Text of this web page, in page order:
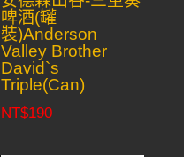
啤酒(罐
裝)Anderson
Valley Brother
David`s
Triple(Can)
NT$190